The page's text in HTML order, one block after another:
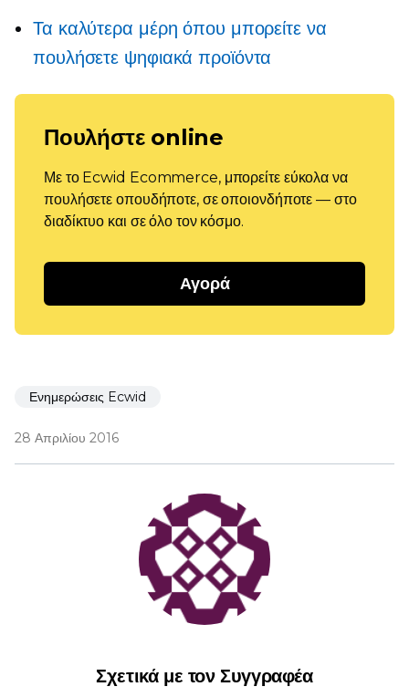
Τα καλύτερα μέρη όπου μπορείτε να
πουλήσετε ψηφιακά προϊόντα
Πουλήστε online
Με το Ecwid Ecommerce, μπορείτε εύκολα να
πουλήσετε οπουδήποτε, σε οποιονδήποτε — στο
διαδίκτυο και σε όλο τον κόσμο.
Αγορά
Ενημερώσεις Ecwid
28 Απριλίου 2016
Σχετικά με τον Συγγραφέα